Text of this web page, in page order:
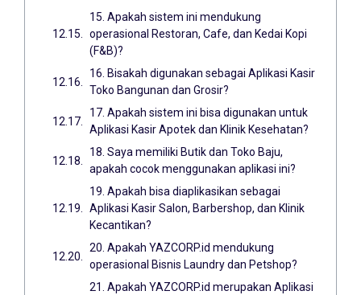
15. Apakah sistem ini mendukung
operasional Restoran, Cafe, dan Kedai Kopi
(F&B)?
16. Bisakah digunakan sebagai Aplikasi Kasir
Toko Bangunan dan Grosir?
17. Apakah sistem ini bisa digunakan untuk
Aplikasi Kasir Apotek dan Klinik Kesehatan?
18. Saya memiliki Butik dan Toko Baju,
apakah cocok menggunakan aplikasi ini?
19. Apakah bisa diaplikasikan sebagai
Aplikasi Kasir Salon, Barbershop, dan Klinik
Kecantikan?
20. Apakah YAZCORP.id mendukung
operasional Bisnis Laundry dan Petshop?
21. Apakah YAZCORP.id merupakan Aplikasi